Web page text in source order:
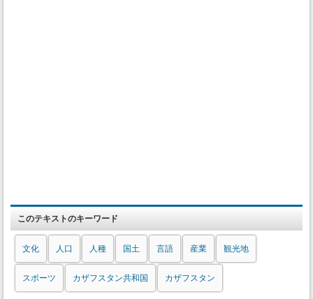
このテキストのキーワード
文化 人口 人種 国土 言語 産業 観光地
スポーツ カザフスタン共和国 カザフスタン